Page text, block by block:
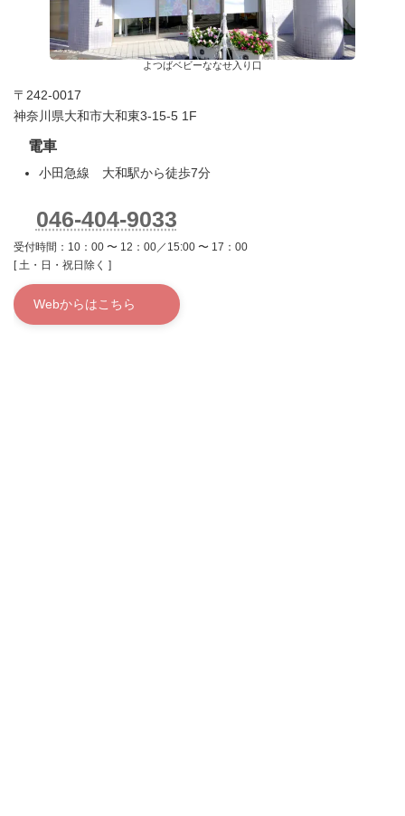
よつばベビーななせ入り口
〒242-0017
神奈川県大和市大和東3-15-5 1F
電車
小田急線 大和駅から徒歩7分
046-404-9033
受付時間：10：00 〜 12：00／15:00 〜 17：00
[ 土・日・祝日除く ]
Webからはこちら